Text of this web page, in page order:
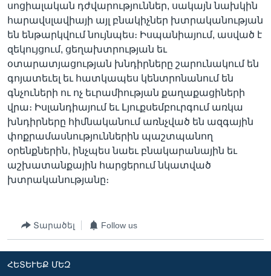
սոցիալական դժվարություններ, սակայն նախկին
հարավսլավիայի այլ բնակիչներ խտրականության
են ենթարկվում նույնպես։ Իսպանիայում, ասված է
զեկույցում, ցեղախտրության եւ
օտարատյացության խնդիրները շարունակում են
գոյատեւել եւ հատկապես կենտրոնանում են
գնչուների ու ոչ եւրամիության քաղաքացիների
վրա։ Իսլանդիայում եւ Լյուքսեմբուրգում առկա
խնդիրները հիմնականում առնչված են ազգային
փոքրամասնություններին պաշտպանող
օրենքներին, ինչպես նաեւ բնակարանային եւ
աշխատանքային հարցերում նկատված
խտրականությանը։
Տարածել Follow us
ՀԵՏԵՒԵՔ ՄԵԶ